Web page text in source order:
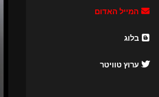
המייל האדום
בלוג
ערוץ טוויטר